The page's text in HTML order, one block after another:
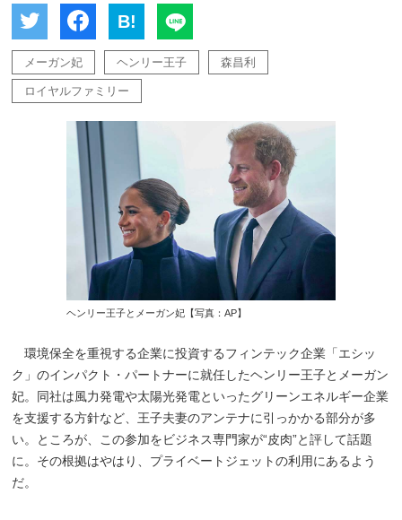
B!
メーガン妃 ヘンリー王子 森昌利
ロイヤルファミリー
ヘンリー王子とメーガン妃【写真：AP】
環境保全を重視する企業に投資するフィンテック企業「エシッ
ク」のインパクト・パートナーに就任したヘンリー王子とメーガン
妃。同社は風力発電や太陽光発電といったグリーンエネルギー企業
を支援する方針など、王子夫妻のアンテナに引っかかる部分が多
い。ところが、この参加をビジネス専門家が“皮肉”と評して話題
に。その根拠はやはり、プライベートジェットの利用にあるよう
だ。